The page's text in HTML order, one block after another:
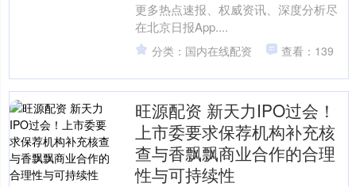
更多热点速报、权威资讯、深度分析尽
在北京日报App....
分类：国内在线配资 查看：139
旺源配资 新天力IPO过会！
上市委要求保荐机构补充核
查与香飘飘商业合作的合理
性与可持续性